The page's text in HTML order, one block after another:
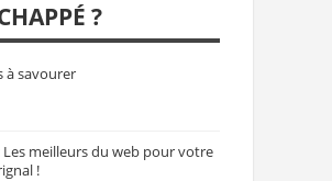
?
à savourer
Les meilleurs du web pour votre
!